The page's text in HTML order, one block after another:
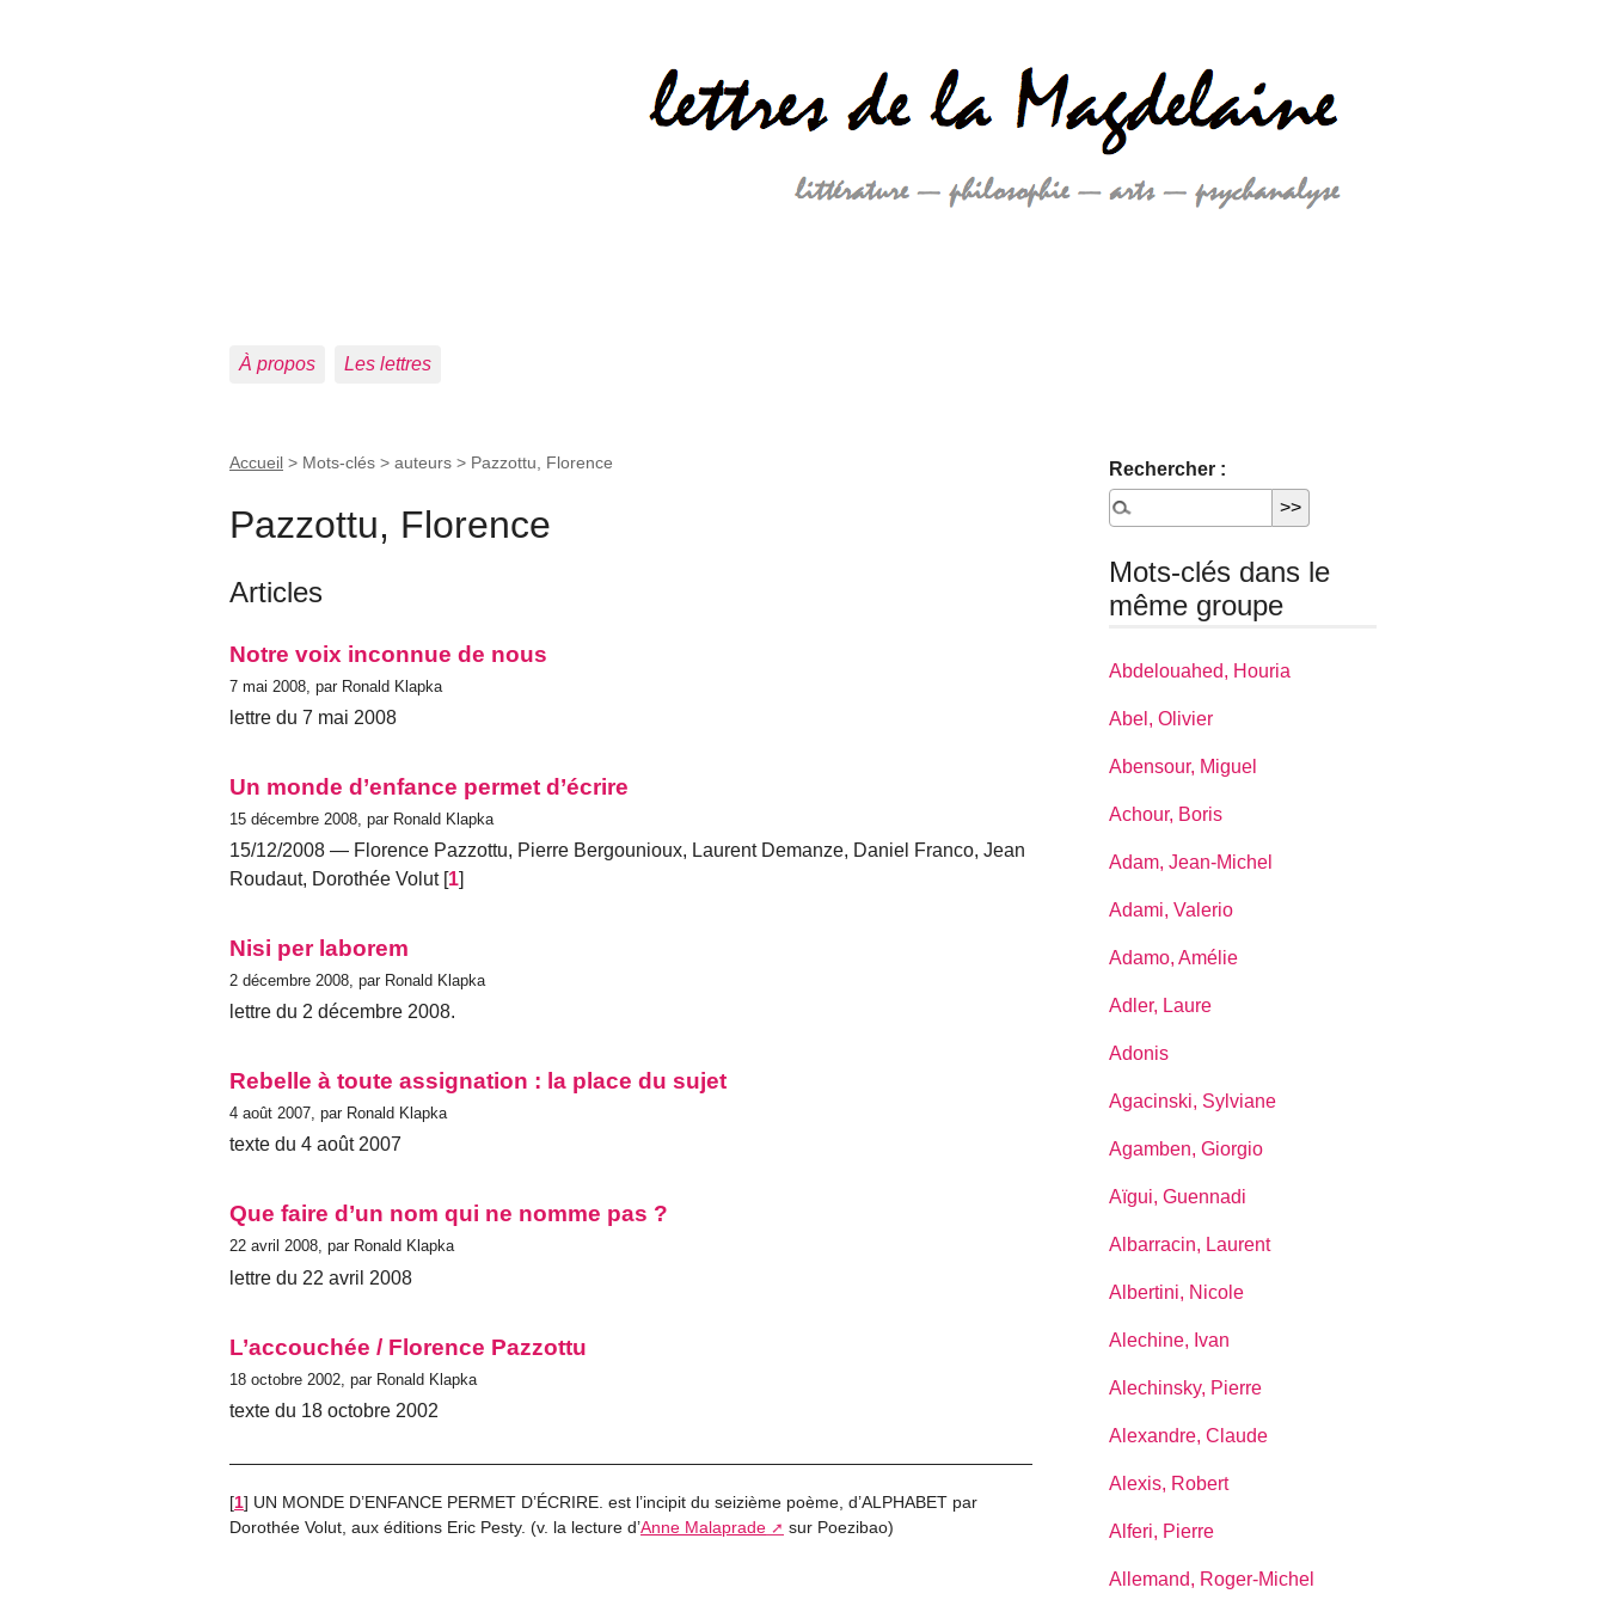
À propos Les lettres
Accueil > Mots-clés > auteurs > Pazzottu, Florence
Pazzottu, Florence
Articles
Notre voix inconnue de nous
7 mai 2008, par Ronald Klapka
lettre du 7 mai 2008
Un monde d’enfance permet d’écrire
15 décembre 2008, par Ronald Klapka
15/12/2008 — Florence Pazzottu, Pierre Bergounioux, Laurent Demanze, Daniel Franco, Jean
Roudaut, Dorothée Volut[1]
Nisi per laborem
2 décembre 2008, par Ronald Klapka
lettre du 2 décembre 2008.
Rebelle à toute assignation : la place du sujet
4 août 2007, par Ronald Klapka
texte du 4 août 2007
Que faire d’un nom qui ne nomme pas ?
22 avril 2008, par Ronald Klapka
lettre du 22 avril 2008
L’accouchée / Florence Pazzottu
18 octobre 2002, par Ronald Klapka
texte du 18 octobre 2002
[1] UN MONDE D’ENFANCE PERMET D’ÉCRIRE. est l’incipit du seizième poème, d’ALPHABET par
Dorothée Volut, aux éditions Eric Pesty. (v. la lecture d’Anne Malaprade sur Poezibao)
Rechercher :
Mots-clés dans le
même groupe
Abdelouahed, Houria
Abel, Olivier
Abensour, Miguel
Achour, Boris
Adam, Jean-Michel
Adami, Valerio
Adamo, Amélie
Adler, Laure
Adonis
Agacinski, Sylviane
Agamben, Giorgio
Aïgui, Guennadi
Albarracin, Laurent
Albertini, Nicole
Alechine, Ivan
Alechinsky, Pierre
Alexandre, Claude
Alexis, Robert
Alferi, Pierre
Allemand, Roger-Michel